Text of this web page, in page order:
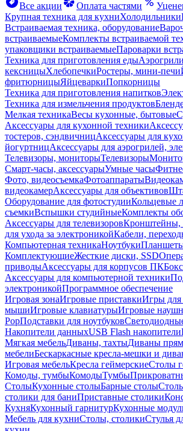
Все акции
Оплата частями
Крупная техника для кухниХолодильники
Встраиваемая техника, оборудование
встраиваемыеКомплекты встраиваемой
упаковщики встраиваемыеПароварки
Техника для приготовления едыАэрогрили
кексницыХлебопечкиРостеры, мини-печи
фритюрницыЯйцеваркиПопкорницы
Техника для приготовления напитков
Техника для измельчения продуктов
Мелкая техникаВесы кухонные, бытовые
Аксессуары для кухонной техники
тостеров, сэндвичницАксессуары для
йогуртницАксессуары для аэрогрилей,
Телевизоры, мониторыТелевизоры
Смарт-часы, аксессуарыУмные часы
Фото, видеосъемкаФотоаппараты
видеокамерАксессуары для объективов
Оборудование для фотостудииКольцевые
съемкиВспышки студийныеКомплекты
Аксессуары для телевизоровКронштейны,
для ухода за электроникойКабели,
Компьютерная техникаНоутбуки
КомплектующиеЖесткие диски, SSD
приводыАксессуары для корпусов ПК
Аксессуары для компьютерной техники
электроникойПрограммное обеспечение
Игровая зонаИгровые приставкиИгры для
мышиИгровые клавиатурыИгровые
PopПодставки для ноутбуков
Накопители данныхUSB Flash накопители
Мягкая мебельДиваны, тахтыДиваны
мебелиБескаркасные кресла-мешки и
Игровая мебельКресла геймерскиеСтолы
Комоды, тумбыКомодыТумбы
СтолыКухонные столыБарные столы
столики для баниПриставные столики
КухняКухонный гарнитурКухонные
Мебель для кухниСтолы, столикиСтулья